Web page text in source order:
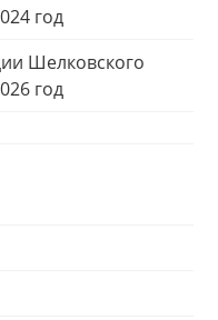
год
Шелковского
год